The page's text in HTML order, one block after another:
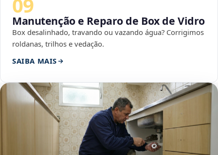
Manutenção e Reparo de Box de Vidro
Box desalinhado, travando ou vazando água? Corrigimos
roldanas, trilhos e vedação.
SAIBA MAIS